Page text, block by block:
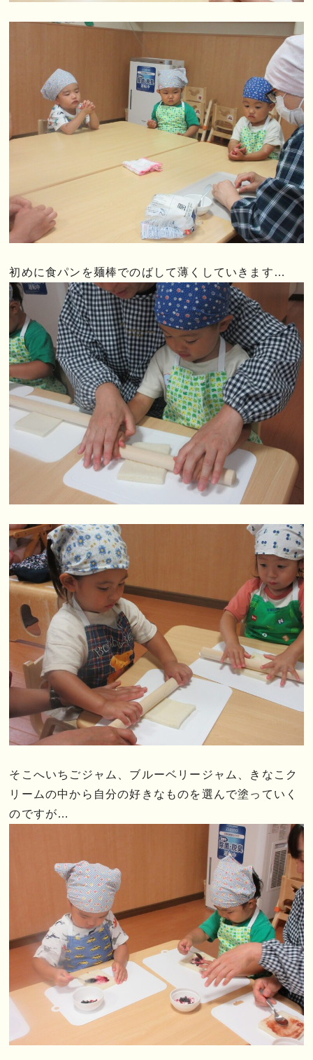
初めに食パンを麺棒でのばして薄くしていきます…
そこへいちごジャム、ブルーベリージャム、きなこク
リームの中から自分の好きなものを選んで塗っていく
のですが…